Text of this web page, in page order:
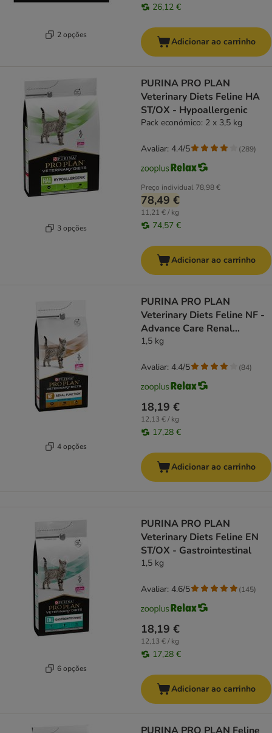
2 opções
26,12 €
Adicionar ao carrinho
3 opções
PURINA PRO PLAN
Veterinary Diets Feline HA
ST/OX - Hypoallergenic
Pack económico: 2 x 3,5 kg
Preço individual 78,98 €
78,49 €
11,21 € / kg
74,57 €
Avaliar: 4.4/5 (289)
Adicionar ao carrinho
4 opções
PURINA PRO PLAN
Veterinary Diets Feline NF -
Advance Care Renal
Function
1,5 kg
18,19 €
12,13 € / kg
17,28 €
Avaliar: 4.4/5 (84)
Adicionar ao carrinho
6 opções
PURINA PRO PLAN
Veterinary Diets Feline EN
ST/OX - Gastrointestinal
1,5 kg
18,19 €
12,13 € / kg
17,28 €
Avaliar: 4.6/5 (145)
Adicionar ao carrinho